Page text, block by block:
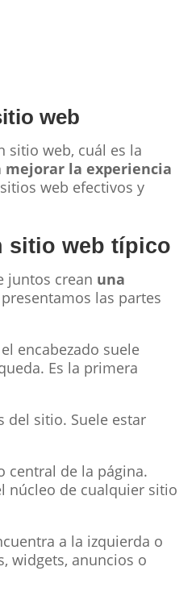
web
sitio web, cuál es la
mejorar la experiencia
web efectivos y
sitio web típico
juntos crean una
las partes
encabezado suele
Es la primera
del sitio. Suele estar
central de la página.
núcleo de cualquier sitio
a la izquierda o
widgets, anuncios o